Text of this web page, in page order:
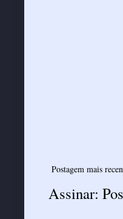
Postagem mais
Assinar: